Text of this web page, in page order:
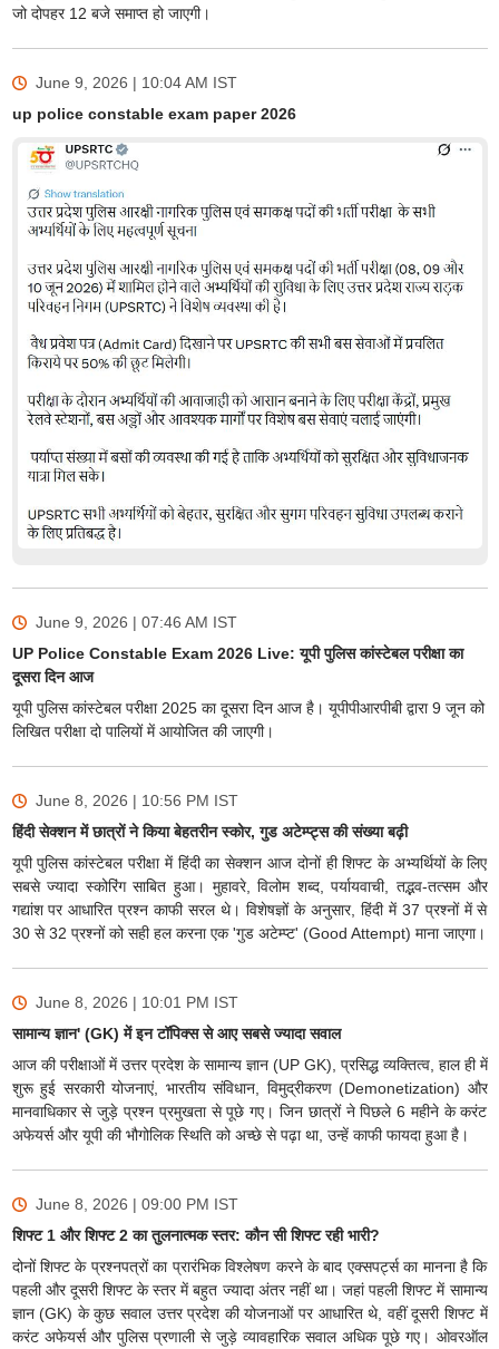
जो दोपहर 12 बजे समाप्त हो जाएगी।
June 9, 2026 | 10:04 AM IST
up police constable exam paper 2026
June 9, 2026 | 07:46 AM IST
UP Police Constable Exam 2026 Live: यूपी पुलिस कांस्टेबल परीक्षा का
दूसरा दिन आज
यूपी पुलिस कांस्टेबल परीक्षा 2025 का दूसरा दिन आज है। यूपीपीआरपीबी द्वारा 9 जून को
लिखित परीक्षा दो पालियों में आयोजित की जाएगी।
June 8, 2026 | 10:56 PM IST
हिंदी सेक्शन में छात्रों ने किया बेहतरीन स्कोर, गुड अटेम्प्ट्स की संख्या बढ़ी
यूपी पुलिस कांस्टेबल परीक्षा में हिंदी का सेक्शन आज दोनों ही शिफ्ट के अभ्यर्थियों के लिए
सबसे ज्यादा स्कोरिंग साबित हुआ। मुहावरे, विलोम शब्द, पर्यायवाची, तद्भव-तत्सम और
गद्यांश पर आधारित प्रश्न काफी सरल थे। विशेषज्ञों के अनुसार, हिंदी में 37 प्रश्नों में से
30 से 32 प्रश्नों को सही हल करना एक 'गुड अटेम्प्ट' (Good Attempt) माना जाएगा।
June 8, 2026 | 10:01 PM IST
सामान्य ज्ञान' (GK) में इन टॉपिक्स से आए सबसे ज्यादा सवाल
आज की परीक्षाओं में उत्तर प्रदेश के सामान्य ज्ञान (UP GK), प्रसिद्ध व्यक्तित्व, हाल ही में
शुरू हुई सरकारी योजनाएं, भारतीय संविधान, विमुद्रीकरण (Demonetization) और
मानवाधिकार से जुड़े प्रश्न प्रमुखता से पूछे गए। जिन छात्रों ने पिछले 6 महीने के करंट
अफेयर्स और यूपी की भौगोलिक स्थिति को अच्छे से पढ़ा था, उन्हें काफी फायदा हुआ है।
June 8, 2026 | 09:00 PM IST
शिफ्ट 1 और शिफ्ट 2 का तुलनात्मक स्तर: कौन सी शिफ्ट रही भारी?
दोनों शिफ्ट के प्रश्नपत्रों का प्रारंभिक विश्लेषण करने के बाद एक्सपर्ट्स का मानना है कि
पहली और दूसरी शिफ्ट के स्तर में बहुत ज्यादा अंतर नहीं था। जहां पहली शिफ्ट में सामान्य
ज्ञान (GK) के कुछ सवाल उत्तर प्रदेश की योजनाओं पर आधारित थे, वहीं दूसरी शिफ्ट में
करंट अफेयर्स और पुलिस प्रणाली से जुड़े व्यावहारिक सवाल अधिक पूछे गए। ओवरऑल